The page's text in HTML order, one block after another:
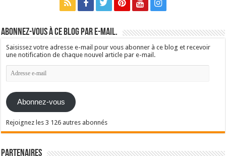
Abonnez-vous à ce blog par e-mail.
Saisissez votre adresse e-mail pour vous abonner à ce blog et recevoir
une notification de chaque nouvel article par e-mail.
Adresse
e-
Abonnez-vous
Rejoignez les 3 126 autres abonnés
Partenaires